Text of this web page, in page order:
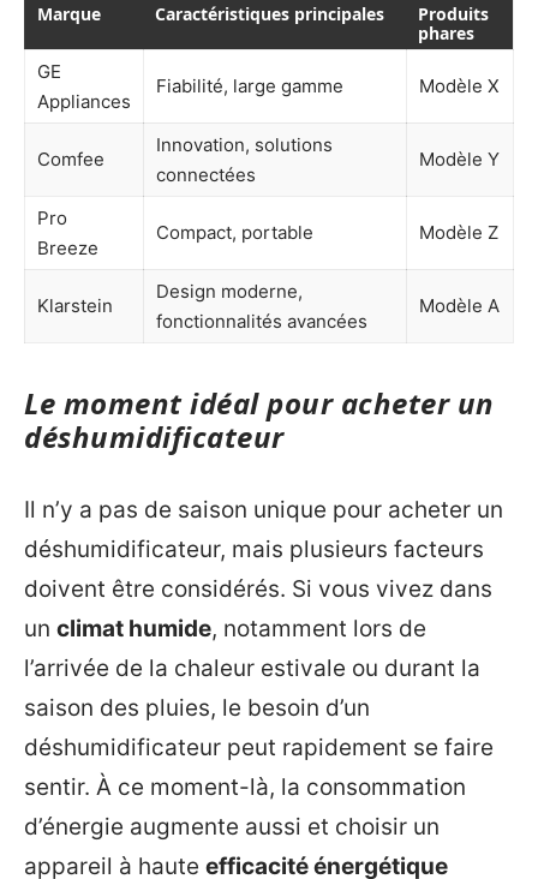
Marque Caractéristiques principales
Produits
phares
GE
Appliances
Fiabilité, large gamme Modèle X
Comfee
Innovation, solutions
connectées
Modèle Y
Pro
Breeze
Compact, portable Modèle Z
Klarstein
Design moderne,
fonctionnalités avancées
Modèle A
Le moment idéal pour acheter un
déshumidificateur
Il n’y a pas de saison unique pour acheter un
déshumidificateur, mais plusieurs facteurs
doivent être considérés. Si vous vivez dans
un climat humide, notamment lors de
l’arrivée de la chaleur estivale ou durant la
saison des pluies, le besoin d’un
déshumidificateur peut rapidement se faire
sentir. À ce moment-là, la consommation
d’énergie augmente aussi et choisir un
appareil à haute efficacité énergétique